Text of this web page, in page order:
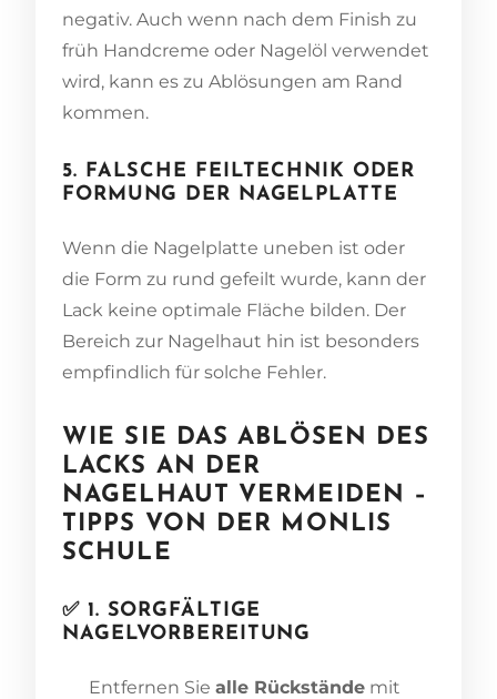
negativ. Auch wenn nach dem Finish zu
früh Handcreme oder Nagelöl verwendet
wird, kann es zu Ablösungen am Rand
kommen.
5. FALSCHE FEILTECHNIK ODER
FORMUNG DER NAGELPLATTE
Wenn die Nagelplatte uneben ist oder
die Form zu rund gefeilt wurde, kann der
Lack keine optimale Fläche bilden. Der
Bereich zur Nagelhaut hin ist besonders
empfindlich für solche Fehler.
WIE SIE DAS ABLÖSEN DES
LACKS AN DER
NAGELHAUT VERMEIDEN –
TIPPS VON DER MONLIS
SCHULE
✅ 1. SORGFÄLTIGE
NAGELVORBEREITUNG
Entfernen Sie alle Rückstände mit